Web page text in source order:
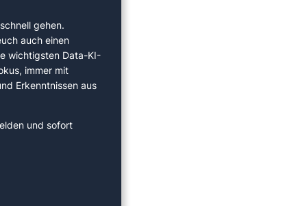
gehen.
auch einen
wichtigsten Data-KI-
immer mit
Erkenntnissen aus
und sofort